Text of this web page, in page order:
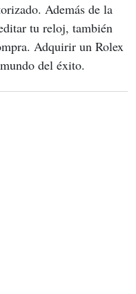
Además de la
tu reloj, también
Adquirir un Rolex
del éxito.